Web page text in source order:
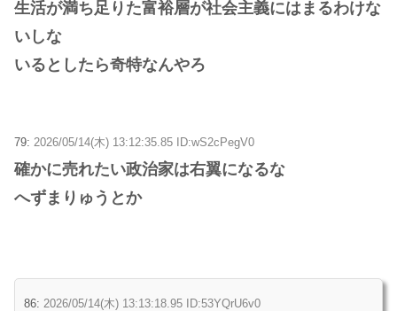
生活が満ち足りた富裕層が社会主義にはまるわけな
いしな
いるとしたら奇特なんやろ
79: 2026/05/14(木) 13:12:35.85 ID:wS2cPegV0
確かに売れたい政治家は右翼になるな
へずまりゅうとか
86: 2026/05/14(木) 13:13:18.95 ID:53YQrU6v0